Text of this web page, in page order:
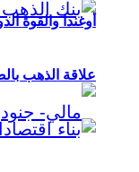
أوغندا والقوة
علاقة الذهب